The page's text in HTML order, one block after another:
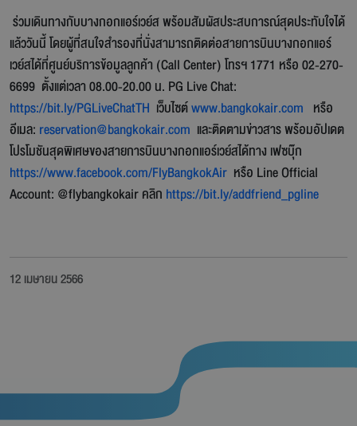
ร่วมเดินทางกับบางกอกแอร์เวย์ส พร้อมสัมผัสประสบการณ์สุดประทับใจได้
แล้ววันนี้ โดยผู้ที่สนใจสำรองที่นั่งสามารถติดต่อสายการบินบางกอกแอร์
เวย์สได้ที่ศูนย์บริการข้อมูลลูกค้า (Call Center) โทรฯ 1771 หรือ 02-270-
6699 ตั้งแต่เวลา 08.00-20.00 น. PG Live Chat:
https://bit.ly/PGLiveChatTH เว็บไซต์www.bangkokair.com หรือ
อีเมล: reservation@bangkokair.com และติดตามข่าวสาร พร้อมอัปเดต
โปรโมชันสุดพิเศษของสายการบินบางกอกแอร์เวย์สได้ทาง เฟซบุ๊ก
https://www.facebook.com/FlyBangkokAir หรือ Line Official
Account: @flybangkokair คลิก https://bit.ly/addfriend_pgline
12 เมษายน 2566